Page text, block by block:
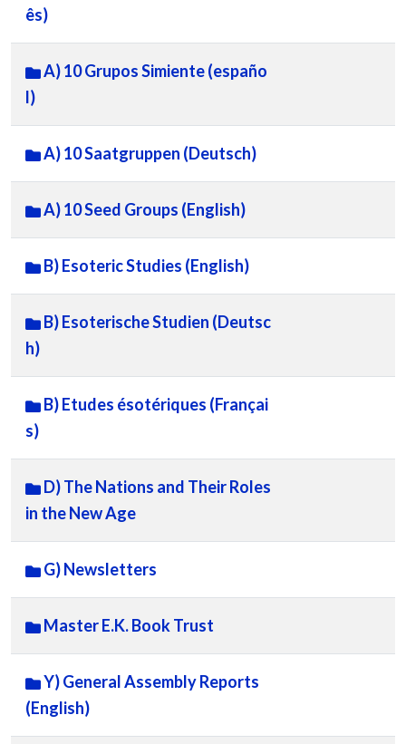
ês)
A) 10 Grupos Simiente (españo
l)
A) 10 Saatgruppen (Deutsch)
A) 10 Seed Groups (English)
B) Esoteric Studies (English)
B) Esoterische Studien (Deutsc
h)
B) Etudes ésotériques (Françai
s)
D) The Nations and Their Roles
in the New Age
G) Newsletters
Master E.K. Book Trust
Y) General Assembly Reports
(English)